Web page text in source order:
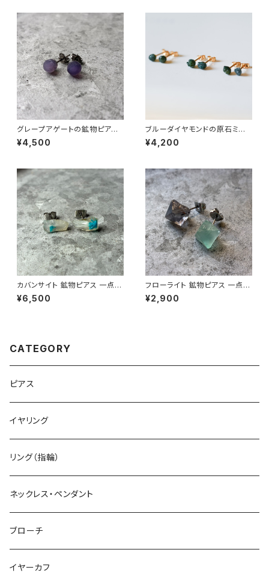
グレープアゲートの鉱物ピアス
一点もの 原石 天然石 金属アレ
ルギー対応 ハンドメイド アクセ
¥4,500
ブルーダイヤモンドの原石ミニ
ピアス 天然石 鉱物 ダイアモン
ド (No.2690)
¥4,200
カバンサイト 鉱物ピアス 一点も
の 原石 天然石 金属アレルギー
対応 ハンドメイド アクセサリー
¥6,500
フローライト 鉱物ピアス 一点も
の 原石 天然石 金属アレルギー
対応 ハンドメイド アクセサリー
¥2,900
CATEGORY
ピアス
イヤリング
リング（指輪）
ネックレス・ペンダント
ブローチ
イヤーカフ